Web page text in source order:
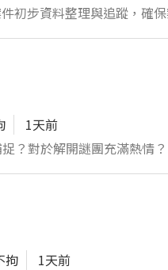
機車駕照、熟練操作攝影器材，或
1天前
？對於解開謎團充滿熱情
為未知尋求答案，用專業
拘
1天前